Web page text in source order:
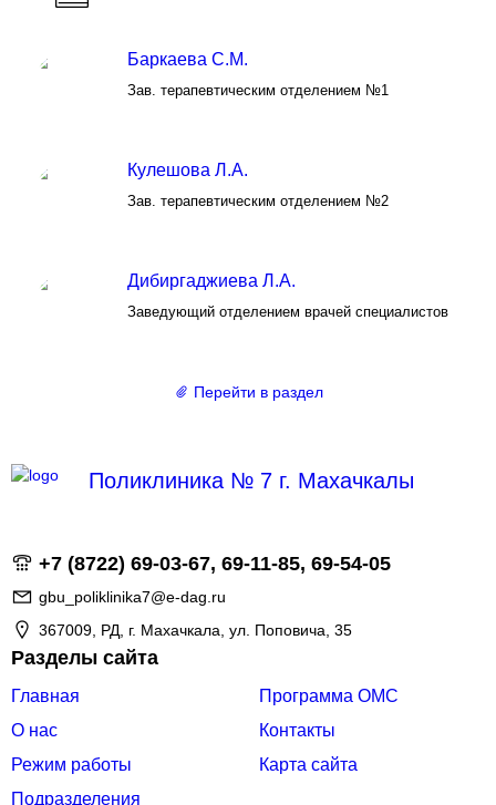
Баркаева С.М.
Зав. терапевтическим отделением №1
Кулешова Л.А.
Зав. терапевтическим отделением №2
Дибиргаджиева Л.А.
Заведующий отделением врачей специалистов
Перейти в раздел
Поликлиника № 7 г. Махачкалы
+7 (8722) 69-03-67, 69-11-85, 69-54-05
gbu_poliklinika7@e-dag.ru
367009, РД, г. Махачкала, ул. Поповича, 35
Разделы сайта
Главная
Программа ОМС
О нас
Контакты
Режим работы
Карта сайта
Подразделения